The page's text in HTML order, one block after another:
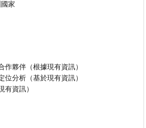
家
作夥伴（根據現有資訊）
位分析（基於現有資訊）
有資訊）